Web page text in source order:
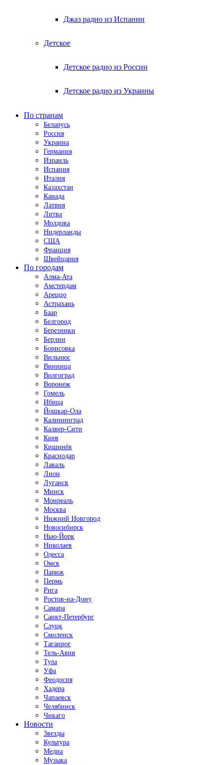
Джаз радио из Испании
Детское
Детское радио из России
Детское радио из Украины
По странам
Беларусь
Россия
Украина
Германия
Израиль
Испания
Италия
Казахстан
Канада
Латвия
Литва
Молдова
Нидерланды
США
Франция
Швейцария
По городам
Алма-Ата
Амстердам
Ареццо
Астрахань
Баар
Белгород
Березники
Берлин
Борисовка
Вильнюс
Винница
Волгоград
Воронеж
Гомель
Ибица
Йошкар-Ола
Калининград
Калвер-Сити
Киев
Кишинёв
Краснодар
Лаваль
Лион
Луганск
Минск
Монреаль
Москва
Нижний Новгород
Новосибирск
Нью-Йорк
Николаев
Одесса
Омск
Париж
Пермь
Рига
Ростов-на-Дону
Самара
Санкт-Петербург
Слуцк
Смоленск
Таганрог
Тель-Авив
Тула
Уфа
Феодосия
Хадера
Чапаевск
Челябинск
Чикаго
Новости
Звезды
Культура
Медиа
Музыка